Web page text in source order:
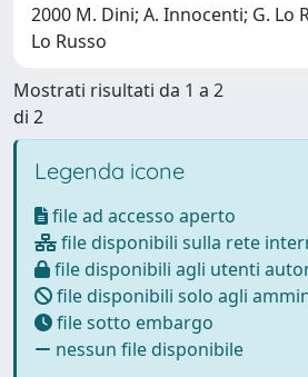
2000 M. Dini; A. Innocenti; G. Lo
Lo Russo
Mostrati risultati da 1 a 2
di 2
Legenda icone
file ad accesso aperto
file disponibili sulla rete
file disponibili agli utenti
file disponibili solo agli
file sotto embargo
nessun file disponibile